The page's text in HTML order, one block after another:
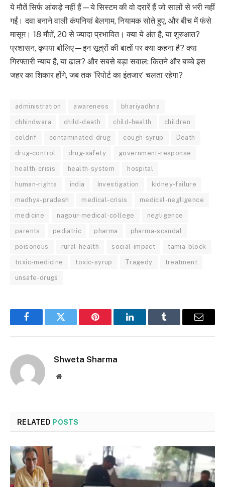
ये मौतें सिर्फ आंकड़े नहीं हैं—ये सिस्टम की वो दरारें हैं जो सालों से भरी नहीं
गईं। दवा बनाने वाली कंपनियां बेलगाम, नियामक सोते हुए, और बीच में फंसे
मासूम। 18 मौतें, 20 से ज्यादा प्रभावित। क्या ये अंत है, या शुरुआत?
प्रशासन, कृपया बोलिए—इन सूत्रों की बातों पर क्या कहना है? क्या
गिरफ्तारी न्याय है, या ढाल? और सबसे बड़ा सवाल: कितने और बच्चे इस
जहर का शिकार होंगे, जब तक ‘रिपोर्ट का इंतजार’ चलता रहेगा?
administration awareness bhariyadhna
chhindwara child-death child-health children
coldrif contaminated-drug cough-syrup Death
drug-control drug-safety government-response
health-crisis health-system hospital
human-rights india Investigation kidney-failure
madhya-pradesh medical-crisis medical-negligence
medicine nagpur-medical-college negligence
parents pediatric pharma pharma-scandal
poisonous rural-health social-impact tamia-block
toxic-medicine toxic-syrup Tragedy treatment
unsafe-drugs
FacebookTwitter Pinterest LinkedInTumblr Email
Shweta Sharma
Website
RELATED POSTS